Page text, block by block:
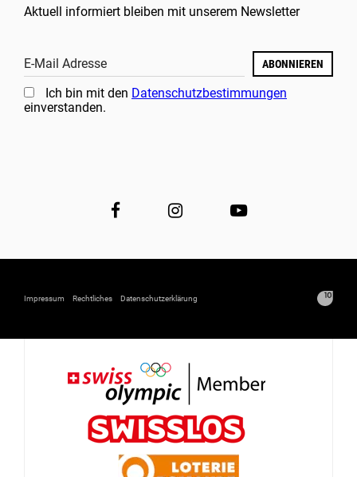
Aktuell informiert bleiben mit unserem Newsletter
E-Mail Adresse ABONNIEREN
Ich bin mit den Datenschutzbestimmungen
einverstanden.
Impressum Rechtliches Datenschutzerklärung